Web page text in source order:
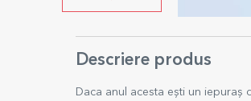
Descriere produs
Daca anul acesta ești un